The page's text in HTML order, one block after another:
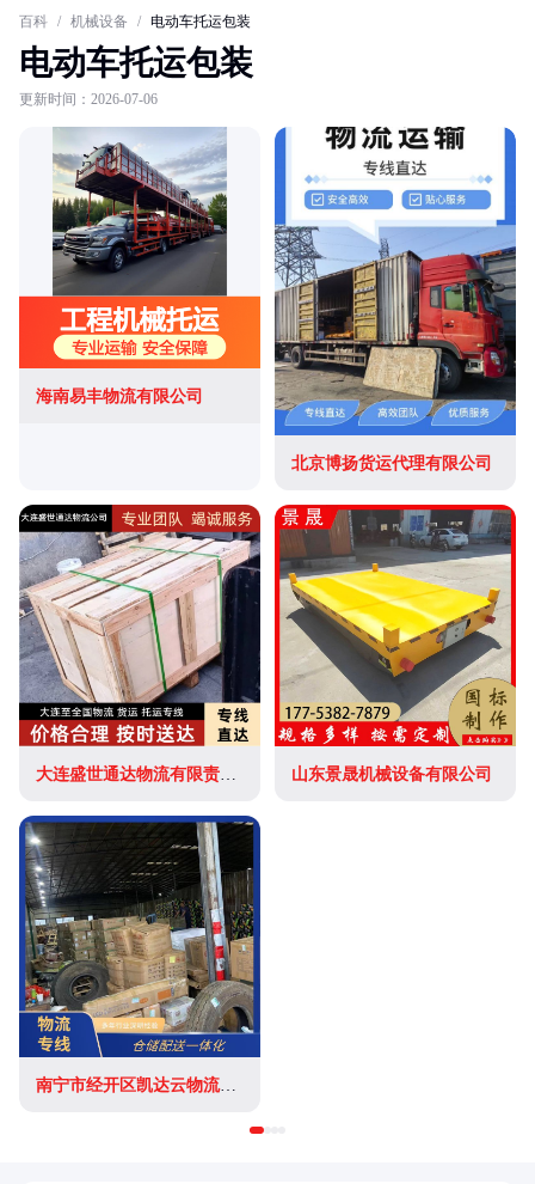
百科 / 机械设备 / 电动车托运包装
电动车托运包装
更新时间：2026-07-06
海南易丰物流有限公司
北京博扬货运代理有限公司
大连盛世通达物流有限责任公司 山东景晟机械设备有限公司
南宁市经开区凯达云物流信息咨询部(个体工商户)